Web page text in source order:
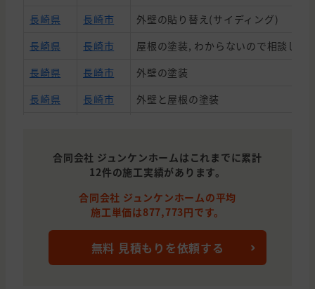
長崎県
長崎市
外壁の貼り替え(サイディング)
長崎県
長崎市
屋根の塗装, わからないので相談した
長崎県
長崎市
外壁の塗装
長崎県
長崎市
外壁と屋根の塗装
合同会社 ジュンケンホームはこれまでに累計
12件の施工実績があります。
合同会社 ジュンケンホームの平均
施工単価は877,773円です。
無料 見積もりを依頼する